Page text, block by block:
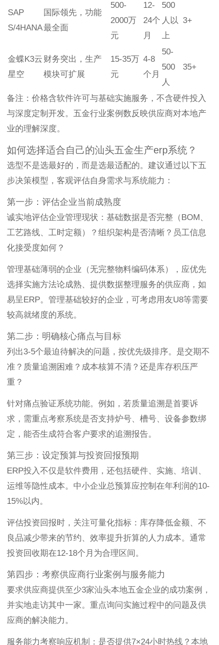
SAP
S/4HANA
国际领先，功能
最全面
500-
2000万
元
12-
24个
月
500
人以
上
3+
金蝶K3云
星空
财务突出，生产
模块可扩展
15-35万
元
4-8
个月
50-
500
人
35+
备注：价格含软件许可与基础实施服务，不含硬件投入
与深度定制开发。五金行业案例数反映供应商对本地产
业的理解深度。
如何选择适合自己的汕头五金生产erp系统？
选型不是选最好的，而是选最适配的。建议通过以下五
步决策模型，客观评估自身需求与系统能力：
第一步：评估企业当前成熟度
诚实地评估企业管理现状：基础数据是否完整（BOM、
工艺路线、工时定额）？组织架构是否清晰？员工信息
化接受度如何？
管理基础薄弱的企业（无完整物料编码体系），应优先
选择实施方法论成熟、提供数据整理服务的供应商，如
易呈ERP。管理基础较好的企业，可考虑用友U8等需要
较高就绪度的系统。
第二步：明确核心痛点与目标
列出3-5个最迫待解决的问题，按优先级排序。是交期不
准？质量追溯困难？成本核算不清？还是库存积压严
重？
针对痛点验证系统功能。例如，若质量追溯是首要诉
求，需重点考察系统是否支持炉号、槽号、设备参数绑
定，能否生成符合客户要求的追溯报告。
第三步：设定预算与投资回报预期
ERP投入不仅是软件费用，还包括硬件、实施、培训、
运维等隐性成本。中小企业总预算应控制在年利润的10-
15%以内。
评估投资回报时，关注可量化指标：库存降低金额、不
良品减少带来的节约、效率提升折算的人力成本。通常
投资回收期在12-18个月为合理区间。
第四步：考察供应商行业案例与服务能力
要求供应商提供至少3家汕头本地五金企业的成功案例，
并实地走访其中一家。重点询问实施过程中的问题及供
应商的解决能力。
服务能力考察响应机制：是否提供7×24小时热线？本地